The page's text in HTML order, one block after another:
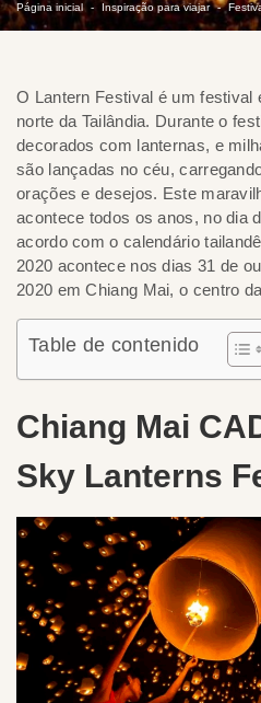
Página inicial Inspiração para viajar
O Lantern Festival é um festival
norte da Tailândia. Durante o
decorados com lanternas, e
são lançadas no céu,
orações e desejos. Este
acontece todos os anos, no dia
acordo com o calendário
2020 acontece nos dias 31 de
2020 em Chiang Mai, o centro
Table de contenido
Chiang Mai
Sky Lanterns